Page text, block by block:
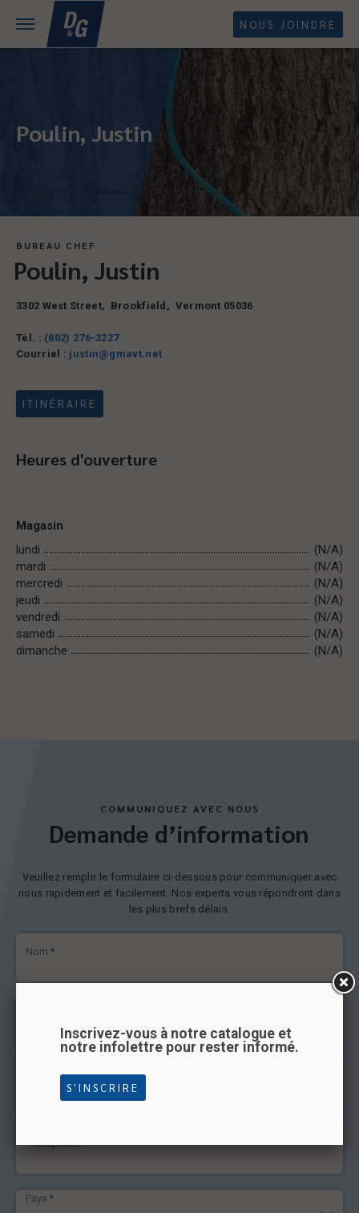
NOUS JOINDRE
Poulin, Justin
BUREAU CHEF
Poulin, Justin
3302 West Street, Brookfield , Vermont 05036
Tél. : (802) 276-3227
Courriel : justin@gmavt.net
ITINÉRAIRE
Heures d'ouverture
Magasin
lundi
(N/A)
mardi
(N/A)
mercredi
(N/A)
jeudi
(N/A)
vendredi
(N/A)
samedi
(N/A)
dimanche
(N/A)
COMMUNIQUEZ AVEC NOUS
Demande d’information
Veuillez remplir le formulaire ci-dessous pour communiquer avec
nous rapidement et facilement. Nos experts vous répondront dans
les plus brefs délais.
Nom *
Adresse courriel
Téléphone*
Pays *
Inscrivez-vous à notre catalogue et
notre infolettre pour rester informé.
S'INSCRIRE